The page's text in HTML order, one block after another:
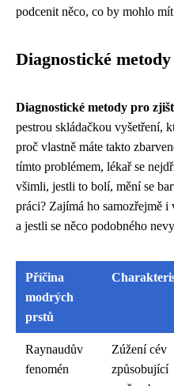
podcenit něco, co by mohlo
Diagnostické
Diagnostické metody pro
pestrou skládačkou vyšetření,
proč vlastně máte takto
tímto problémem, lékař se
všimli, jestli to bolí, mění se
práci? Zajímá ho samozřejmě i
a jestli se něco podobného
Příčina
modrých
prstů
Raynaudův
fenomén
Zúžení cév
způsobující